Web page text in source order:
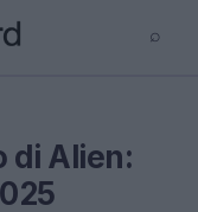
⌕
di Alien: